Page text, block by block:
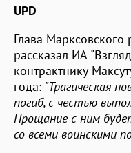
UPD
Глава Марксовского
рассказал ИА
контрактнику
года: "Трагическая
погиб, с честью
Прощание с ним
со всеми воинскими